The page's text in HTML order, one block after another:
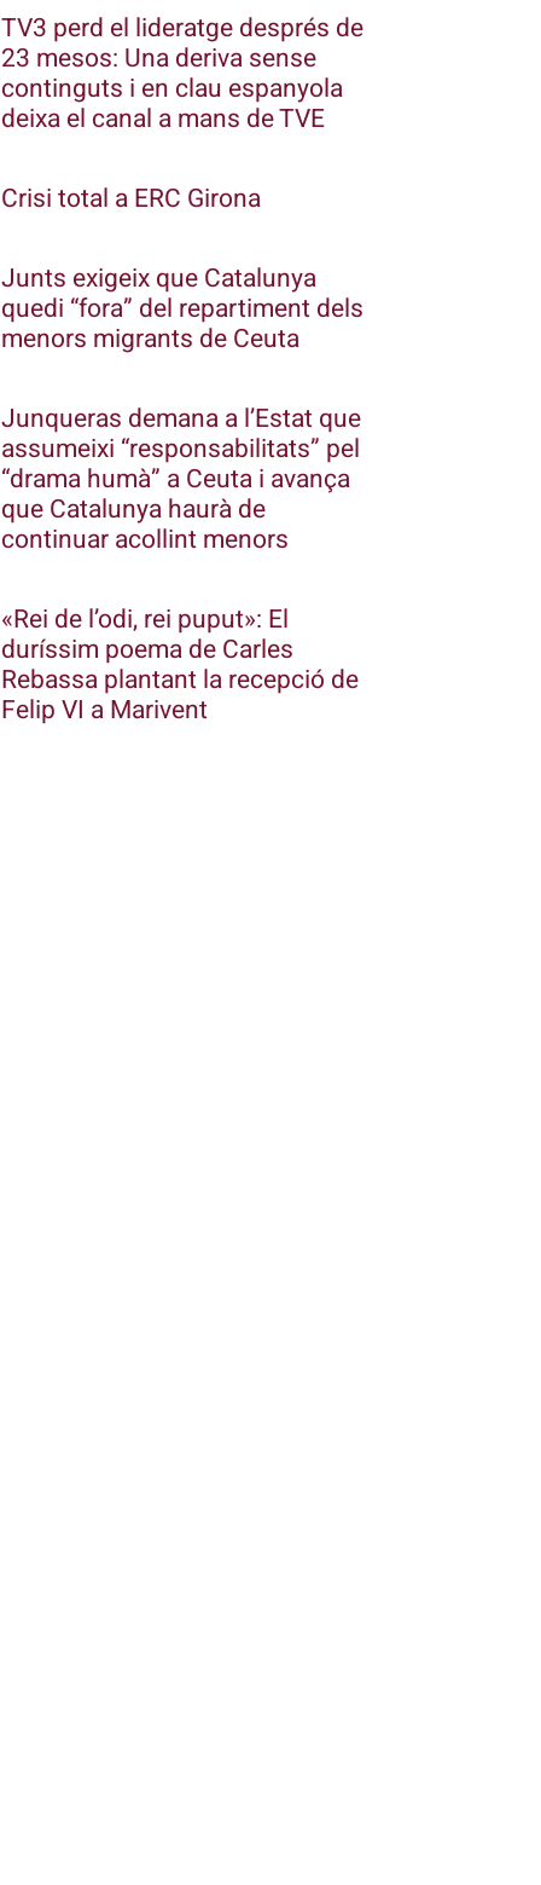
TV3 perd el lideratge després de
23 mesos: Una deriva sense
continguts i en clau espanyola
deixa el canal a mans de TVE
Crisi total a ERC Girona
Junts exigeix que Catalunya
quedi “fora” del repartiment dels
menors migrants de Ceuta
Junqueras demana a l’Estat que
assumeixi “responsabilitats” pel
“drama humà” a Ceuta i avança
que Catalunya haurà de
continuar acollint menors
«Rei de l’odi, rei puput»: El
duríssim poema de Carles
Rebassa plantant la recepció de
Felip VI a Marivent